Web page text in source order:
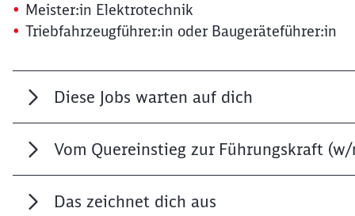
Meister:in Elektrotechnik
Triebfahrzeugführer:in oder Baugeräteführer:in
Diese Jobs warten auf dich
Vom Quereinstieg zur Führungskraft
Das zeichnet dich aus